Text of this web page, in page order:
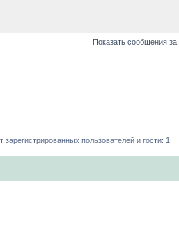
Показать сообщения за:
пользователей и гости: 1